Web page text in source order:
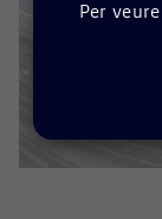
Serveis
Fotos
plusicon
més
PLUSICON
MÉS
Per